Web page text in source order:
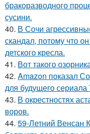
бракоразводного
сусини.
40. В Сочи
скандал, потому что
детского кресла.
41. Вот такого
42. Amazon показал
для будущего сериала
43. В окрестностях
воров.
44. 59-Летний Венсан